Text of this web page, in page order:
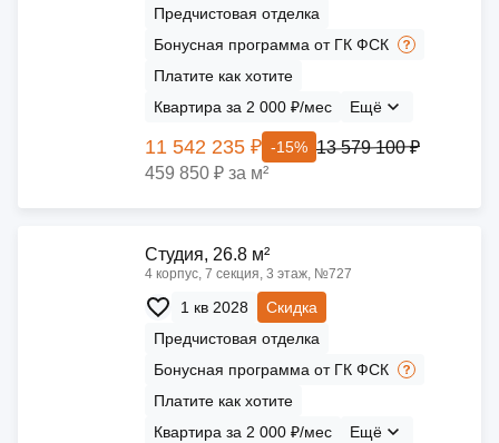
Предчистовая отделка
Бонусная программа от ГК ФСК
Платите как хотите
Квартира за 2 000 ₽/мес
Ещё
11 542 235 ₽ -15% 13 579 100 ₽
459 850 ₽ за м²
Cтудия, 26.8 м²
4 корпус, 7 секция, 3 этаж, №727
1 кв 2028
Скидка
Предчистовая отделка
Бонусная программа от ГК ФСК
Платите как хотите
Квартира за 2 000 ₽/мес
Ещё